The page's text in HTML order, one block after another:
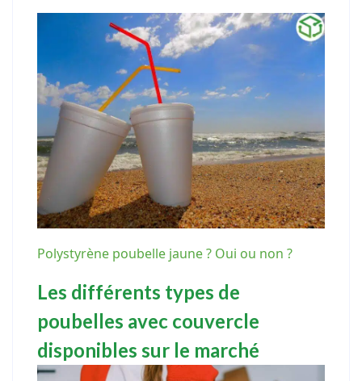
Polystyrène poubelle jaune ? Oui ou non ?
Les différents types de
poubelles avec couvercle
disponibles sur le marché